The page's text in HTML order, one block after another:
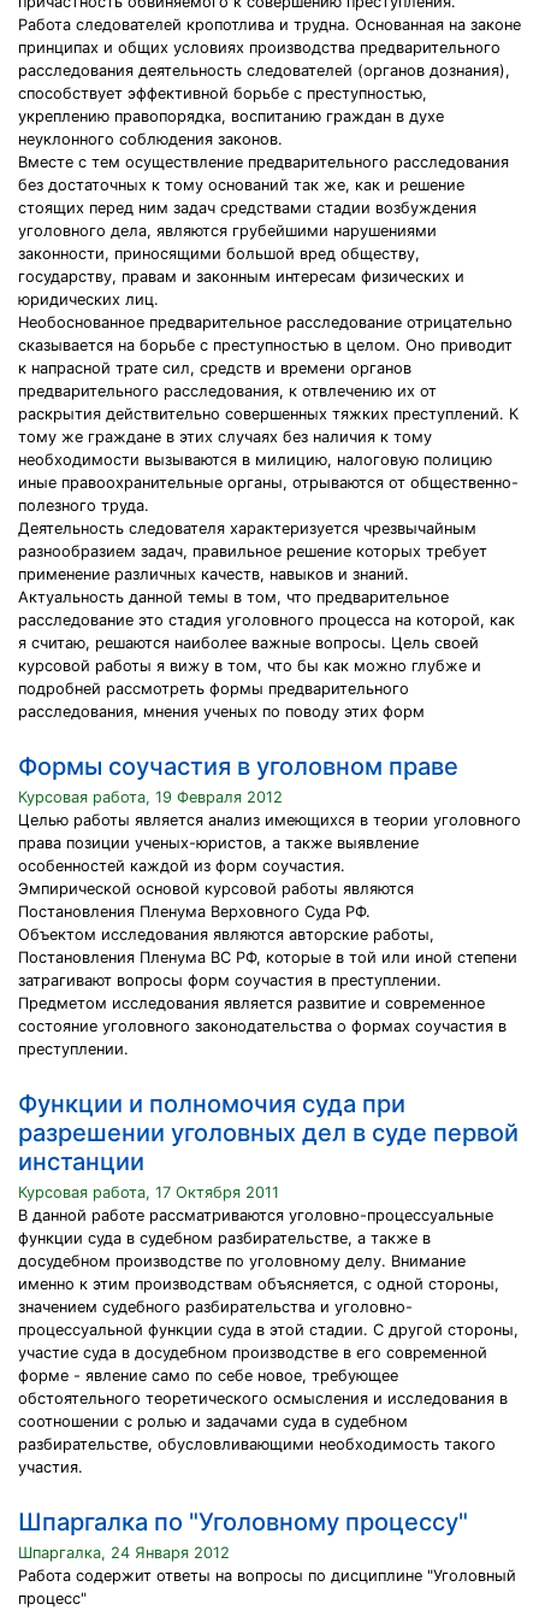
Работа следователей кропотлива и трудна. Основанная на законе
принципах и общих условиях производства предварительного
расследования деятельность следователей (органов дознания),
способствует эффективной борьбе с преступностью,
укреплению правопорядка, воспитанию граждан в духе
неуклонного соблюдения законов.
Вместе с тем осуществление предварительного расследования
без достаточных к тому оснований так же, как и решение
стоящих перед ним задач средствами стадии возбуждения
уголовного дела, являются грубейшими нарушениями
законности, приносящими большой вред обществу,
государству, правам и законным интересам физических и
юридических лиц.
Необоснованное предварительное расследование отрицательно
сказывается на борьбе с преступностью в целом. Оно приводит
к напрасной трате сил, средств и времени органов
предварительного расследования, к отвлечению их от
раскрытия действительно совершенных тяжких преступлений. К
тому же граждане в этих случаях без наличия к тому
необходимости вызываются в милицию, налоговую полицию
иные правоохранительные органы, отрываются от общественно-
полезного труда.
Деятельность следователя характеризуется чрезвычайным
разнообразием задач, правильное решение которых требует
применение различных качеств, навыков и знаний.
Актуальность данной темы в том, что предварительное
расследование это стадия уголовного процесса на которой, как
я считаю, решаются наиболее важные вопросы. Цель своей
курсовой работы я вижу в том, что бы как можно глубже и
подробней рассмотреть формы предварительного
расследования, мнения ученых по поводу этих форм
Формы соучастия в уголовном праве
Курсовая работа, 19 Февраля 2012
Целью работы является анализ имеющихся в теории уголовного
права позиции ученых-юристов, а также выявление
особенностей каждой из форм соучастия.
Эмпирической основой курсовой работы являются
Постановления Пленума Верховного Суда РФ.
Объектом исследования являются авторские работы,
Постановления Пленума ВС РФ, которые в той или иной степени
затрагивают вопросы форм соучастия в преступлении.
Предметом исследования является развитие и современное
состояние уголовного законодательства о формах соучастия в
преступлении.
Функции и полномочия суда при
разрешении уголовных дел в суде первой
инстанции
Курсовая работа, 17 Октября 2011
В данной работе рассматриваются уголовно-процессуальные
функции суда в судебном разбирательстве, а также в
досудебном производстве по уголовному делу. Внимание
именно к этим производствам объясняется, с одной стороны,
значением судебного разбирательства и уголовно-
процессуальной функции суда в этой стадии. С другой стороны,
участие суда в досудебном производстве в его современной
форме - явление само по себе новое, требующее
обстоятельного теоретического осмысления и исследования в
соотношении с ролью и задачами суда в судебном
разбирательстве, обусловливающими необходимость такого
участия.
Шпаргалка по "Уголовному процессу"
Шпаргалка, 24 Января 2012
Работа содержит ответы на вопросы по дисциплине "Уголовный
процесс"